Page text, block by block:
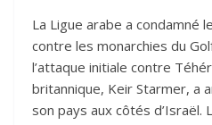
La Ligue arabe a condamné
contre les monarchies du
l’attaque initiale contre
britannique, Keir Starmer, a
son pays aux côtés d’Israël.